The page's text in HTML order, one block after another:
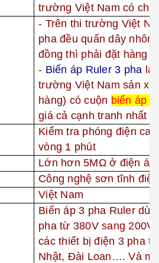
trường Việt Nam có chế
- Trên thi trường Việt
pha đều quấn dây
đồng thì phải đặt hàng
- Biến áp Ruler 3 pha là
trường Việt Nam sản
hàng) có cuộn biến áp
giá cả cạnh tranh nhất
Kiểm tra phóng điện
vòng 1 phút
Lớn hơn 5MΩ ở điện áp
Công nghệ sơn tĩnh điện
Việt Nam
Biến áp 3 pha Ruler
pha từ 380V sang 200V
các thiết bị điện 3 pha
Nhật, Đài Loan…. Và